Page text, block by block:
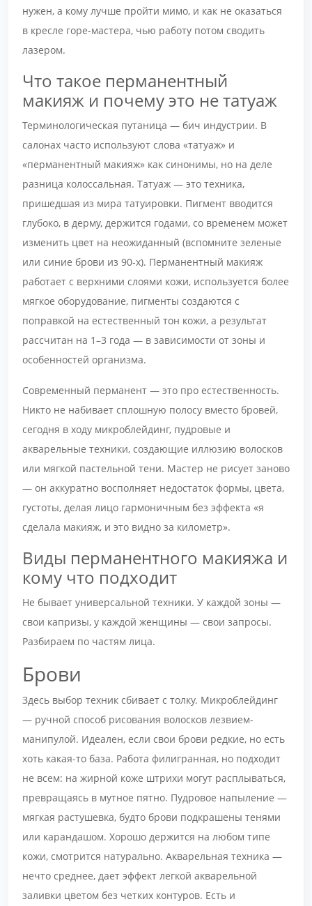
нужен, а кому лучше пройти мимо, и как не оказаться
в кресле горе-мастера, чью работу потом сводить
лазером.
Что такое перманентный
макияж и почему это не татуаж
Терминологическая путаница — бич индустрии. В
салонах часто используют слова «татуаж» и
«перманентный макияж» как синонимы, но на деле
разница колоссальная. Татуаж — это техника,
пришедшая из мира татуировки. Пигмент вводится
глубоко, в дерму, держится годами, со временем может
изменить цвет на неожиданный (вспомните зеленые
или синие брови из 90-х). Перманентный макияж
работает с верхними слоями кожи, используется более
мягкое оборудование, пигменты создаются с
поправкой на естественный тон кожи, а результат
рассчитан на 1–3 года — в зависимости от зоны и
особенностей организма.
Современный перманент — это про естественность.
Никто не набивает сплошную полосу вместо бровей,
сегодня в ходу микроблейдинг, пудровые и
акварельные техники, создающие иллюзию волосков
или мягкой пастельной тени. Мастер не рисует заново
— он аккуратно восполняет недостаток формы, цвета,
густоты, делая лицо гармоничным без эффекта «я
сделала макияж, и это видно за километр».
Виды перманентного макияжа и
кому что подходит
Не бывает универсальной техники. У каждой зоны —
свои капризы, у каждой женщины — свои запросы.
Разбираем по частям лица.
Брови
Здесь выбор техник сбивает с толку. Микроблейдинг
— ручной способ рисования волосков лезвием-
манипулой. Идеален, если свои брови редкие, но есть
хоть какая-то база. Работа филигранная, но подходит
не всем: на жирной коже штрихи могут расплываться,
превращаясь в мутное пятно. Пудровое напыление —
мягкая растушевка, будто брови подкрашены тенями
или карандашом. Хорошо держится на любом типе
кожи, смотрится натурально. Акварельная техника —
нечто среднее, дает эффект легкой акварельной
заливки цветом без четких контуров. Есть и